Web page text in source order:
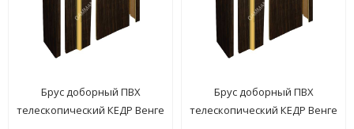
Брус доборный ПВХ
телескопический КЕДР Венге
Брус доборный ПВХ
телескопический КЕДР Венге